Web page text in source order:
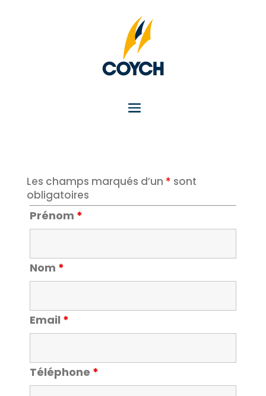
Les champs marqués d’un * sont
obligatoires
Prénom *
Nom *
Email *
Téléphone *